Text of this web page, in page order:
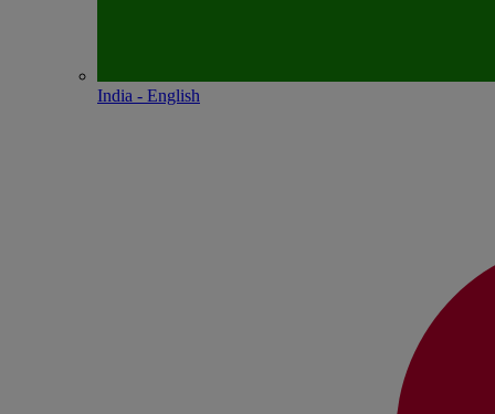
India - English